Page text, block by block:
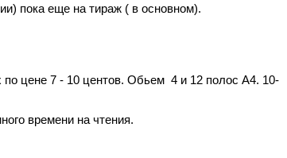
пока еще на тираж ( в основном).
цене 7 - 10 центов. Обьем 4 и 12 полос А4. 10-
времени на чтения.